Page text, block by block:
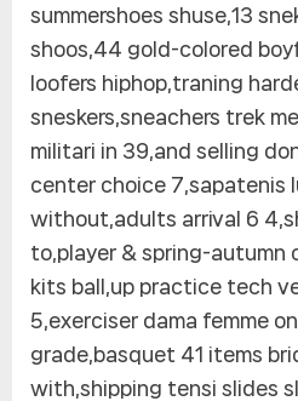
summershoes shuse,13
shoos,44 gold-colored
loofers hiphop,traning
sneskers,sneachers trek
militari in 39,and selling
center choice 7,sapatenis
without,adults arrival 6
to,player & spring-autumn
kits ball,up practice tech
5,exerciser dama femme
grade,basquet 41 items
with,shipping tensi slides